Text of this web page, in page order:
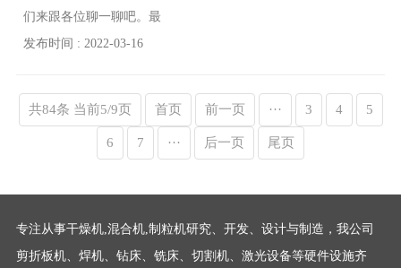
们来跟各位聊一聊吧。最
发布时间 : 2022-03-16
共84条 当前5/9页 首页 前一页 ··· 3 4 5
6 7 ··· 后一页 尾页
专注从事干燥机,混合机,制粒机研究、开发、设计与制造，我公司
剪折板机、焊机、钻床、铣床、切割机、激光设备等硬件设施齐